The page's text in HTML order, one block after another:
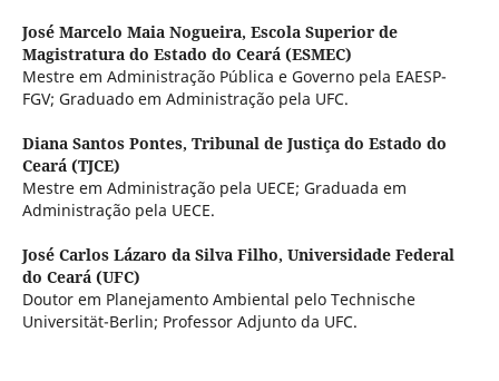
José Marcelo Maia Nogueira, Escola Superior de
Magistratura do Estado do Ceará (ESMEC)
Mestre em Administração Pública e Governo pela EAESP-
FGV; Graduado em Administração pela UFC.
Diana Santos Pontes, Tribunal de Justiça do Estado do
Ceará (TJCE)
Mestre em Administração pela UECE; Graduada em
Administração pela UECE.
José Carlos Lázaro da Silva Filho, Universidade Federal
do Ceará (UFC)
Doutor em Planejamento Ambiental pelo Technische
Universität-Berlin; Professor Adjunto da UFC.